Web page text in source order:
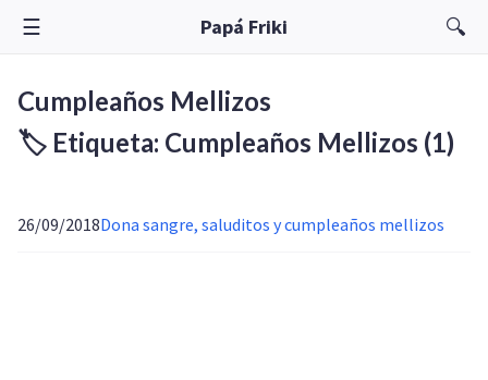
☰ Papá Friki 🔍
Cumpleaños Mellizos
🏷️ Etiqueta: Cumpleaños Mellizos (1)
26/09/2018Dona sangre, saluditos y cumpleaños mellizos